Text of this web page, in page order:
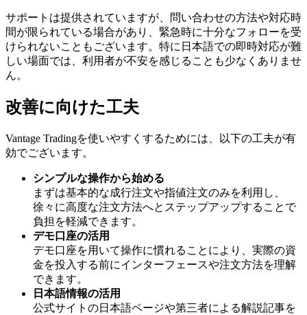
サポートは提供されていますが、問い合わせの方法や対応時
間が限られている場合があり、緊急時に十分なフォローを受
けられないこともございます。特に日本語での即時対応が難
しい場面では、利用者が不安を感じることも少なくありませ
ん。
改善に向けた工夫
Vantage Tradingを使いやすくするためには、以下の工夫が有
効でございます。
シンプルな操作から始める
まずは基本的な成行注文や指値注文のみを利用し、
徐々に高度な注文方法へとステップアップすることで
負担を軽減できます。
デモ口座の活用
デモ口座を用いて操作に慣れることにより、実際の資
金を投入する前にインターフェースや注文方法を理解
できます。
日本語情報の活用
公式サイトの日本語ページや第三者による解説記事を